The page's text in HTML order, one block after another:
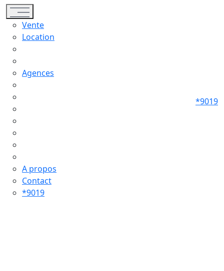
Toggle navigation
Vente
Location
Agences
A propos
Contact
*9019
*9019